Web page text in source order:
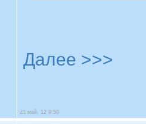
Далее >>>
21 май, 12 9:50